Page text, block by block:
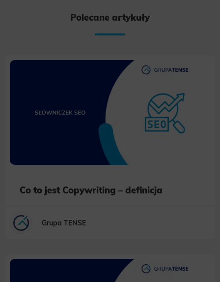
Polecane artykuły
Co to jest Copywriting – definicja
Grupa TENSE